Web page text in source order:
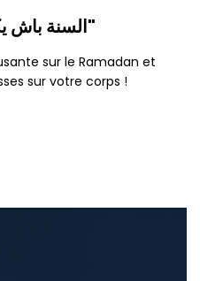
"السنة باش يكون ضيفنا "سي الزيت"
sur le Ramadan et
sur votre corps !